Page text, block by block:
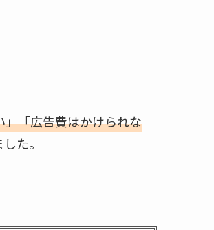
「広告費はかけられな
た。